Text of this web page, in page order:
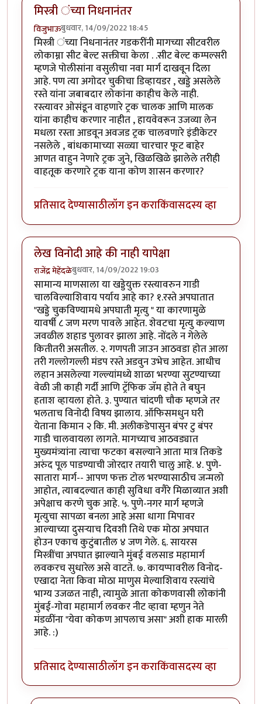
मिस्त्री ंच्या निधनानंतर
विजुभाऊबुधवार, 14/09/2022 18:45
मिस्त्री ंच्या निधनानंतर गडकरींनी मागच्या सीटवरील
लोकाम्ना सीट बेल्ट सक्तीचा केला . .सीट बेल्ट कम्पल्सरी
म्हणजे पोलीसांना वसुलीचा नवा मार्ग दाखवून दिला
आहे. पण त्या अगोदर चुकीचा डिव्हायडर , खड्डे असलेले
रस्ते यांना जबाबदार लोकांना काहीच केले नाही.
रस्त्यावर ओसंडून वाहणारे ट्रक चालक आणि मालक
यांना काहीच करणार नाहीत , हायवेवरून उजव्या लेन
मधला रस्ता आडवून अवजड ट्रक चालवणारे इंडीकेटर
नसलेले , बांधकामाच्या सळ्या चारचार फूट बाहेर
आणत वाहुन नेणारे ट्रक जुने, खिळखिळे झालेले तरीही
वाहतूक करणारे ट्रक याना कोण शासन करणार?
प्रतिसाद देण्यासाठीलॉग इन कराकिंवासदस्य व्हा
लेख विनोदी आहे की नाही यापेक्षा
राजेंद्र मेहेंदळेबुधवार, 14/09/2022 19:03
सामान्य माणसाला या खड्डेयुक्त रस्त्यावरुन गाडी
चालविल्याशिवाय पर्याय आहे का? १.रस्ते अपघातात
"खड्डे चुकविण्यामधे अपघाती मृत्यु " या कारणामुळे
यावर्षी ८ जण मरण पावले आहेत. शेवटचा मृत्यु कल्याण
जवळील शहाड पुलावर झाला आहे. नोंदले न गेलेले
कितीतरी असतील. २. गणपती जाउन आठवडा होत आला
तरी गल्लोगल्ली मंडप रस्ते अडवुन उभेच आहेत. आधीच
लहान असलेल्या गल्ल्यांमध्ये शाळा भरण्या सुटण्याच्या
वेळी जी काही गर्दी आणि ट्रॅफिक जॅम होते ते बघुन
हताश व्हायला होते. ३. पुण्यात चांदणी चौक म्हणजे तर
भलताच विनोदी विषय झालाय. ऑफिसमधुन घरी
येताना किमान २ कि. मी. अलीकडेपासुन बंपर टु बंपर
गाडी चालवायला लागते. मागच्याच आठवड्यात
मुख्यमंत्र्यांना त्याचा फटका बसल्याने आता मात्र तिकडे
अरुंद पूल पाडण्याची जोरदार तयारी चालु आहे. ४. पुणे-
सातारा मार्ग-- आपण फक्त टोल भरण्यासाठीच जन्मलो
आहोत, त्याबदल्यात काही सुविधा वगैरे मिळाव्यात अशी
अपेक्षाच करणे चुक आहे. ५. पुणे-नगर मार्ग म्हणजे
मृत्युचा सापळा बनला आहे असा धागा मिपावर
आल्याच्या दुसर्‍याच दिवशी तिथे एक मोठा अपघात
होउन एकाच कुटुंबातील ४ जण गेले. ६. सायरस
मिस्त्रींचा अपघात झाल्याने मुंबई वलसाड महामार्ग
लवकरच सुधारेल असे वाटते. ७. कायप्पावरील विनोद-
एखादा नेता किवा मोठा माणुस मेल्याशिवाय रस्त्यांचे
भाग्य उजळत नाही, त्यामुळे आता कोकणवासी लोकांनी
मुंबई-गोवा महामार्ग लवकर नीट व्हावा म्हणुन नेते
मंडळींना "येवा कोकण आपलाच असा" अशी हाक मारली
आहे. :)
प्रतिसाद देण्यासाठीलॉग इन कराकिंवासदस्य व्हा